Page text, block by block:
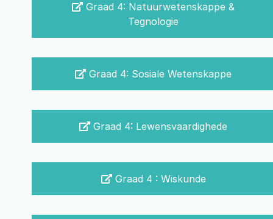
Graad 4: Natuurwetenskappe &
Tegnologie
Graad 4: Sosiale Wetenskappe
Graad 4: Lewensvaardighede
Graad 4 : Wiskunde